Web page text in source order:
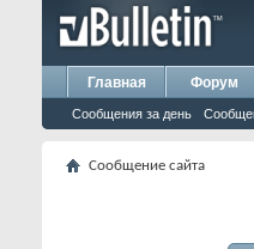
Главная Форум
Сообщения за день
Сообщение сайта